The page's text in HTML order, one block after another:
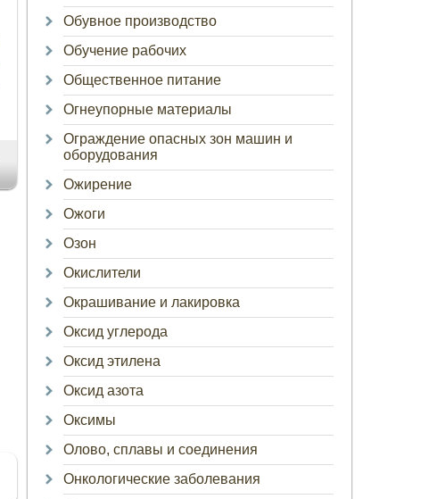
Обувное производство
Обучение рабочих
Общественное питание
Огнеупорные материалы
Ограждение опасных зон машин и
оборудования
Ожирение
Ожоги
Озон
Окислители
Окрашивание и лакировка
Оксид углерода
Оксид этилена
Оксид азота
Оксимы
Олово, сплавы и соединения
Онкологические заболевания